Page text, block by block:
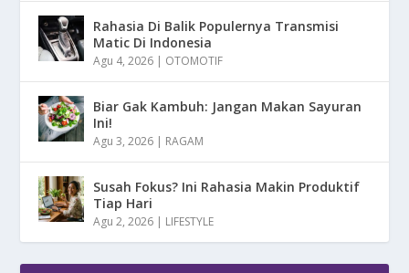
Rahasia Di Balik Populernya Transmisi
Matic Di Indonesia
Agu 4, 2026 | OTOMOTIF
Biar Gak Kambuh: Jangan Makan Sayuran
Ini!
Agu 3, 2026 | RAGAM
Susah Fokus? Ini Rahasia Makin Produktif
Tiap Hari
Agu 2, 2026 | LIFESTYLE